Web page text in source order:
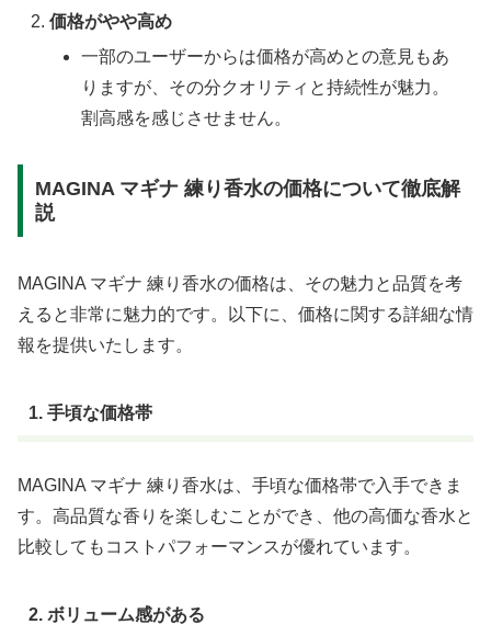
価格がやや高め
一部のユーザーからは価格が高めとの意見もあ
りますが、その分クオリティと持続性が魅力。
割高感を感じさせません。
MAGINA マギナ 練り香水の価格について徹底解
説
MAGINA マギナ 練り香水の価格は、その魅力と品質を考
えると非常に魅力的です。以下に、価格に関する詳細な情
報を提供いたします。
1. 手頃な価格帯
MAGINA マギナ 練り香水は、手頃な価格帯で入手できま
す。高品質な香りを楽しむことができ、他の高価な香水と
比較してもコストパフォーマンスが優れています。
2. ボリューム感がある